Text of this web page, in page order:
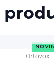
Ortovox